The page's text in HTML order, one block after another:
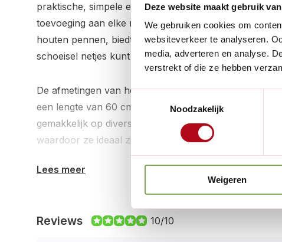
Deze website maakt gebruik
We gebruiken cookies om
websiteverkeer te analyseren.
media, adverteren en analyse.
verstrekt of die ze hebben
Toestemmingsselectie
Noodzakelijk
Weigeren
praktische, simpele en functionele ontwerp is dit
toevoeging aan elke ruimte. Gemaakt van
houten pennen, biedt het plaats aan 2 paar laarzen,
schoeisel netjes kunt organiseren.
De afmetingen van het rek zijn perfect voor
een lengte van 60 cm, hoogte van 14,5 cm en dikte
gemakkelijk op diverse locaties. De pennen hebben
waardoor ze ideaal zijn voor laarzen van
Het onderhoud van dit ophangrek is eenvoudig:
hout te voeden en soepel te houden. Met een beetje
aanpassen aan je interieur, waardoor het niet alleen
esthetisch aantrekkelijk.
Lees meer
Reviews 10/10